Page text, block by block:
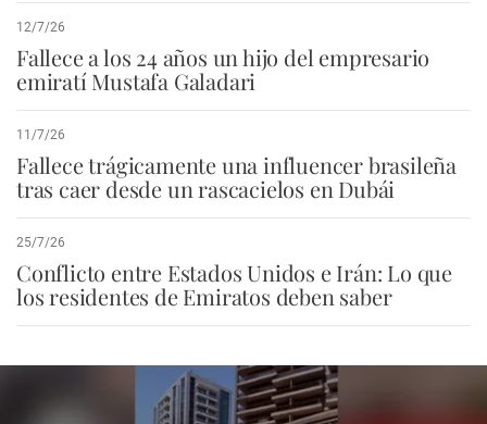
12/7/26
Fallece a los 24 años un hijo del empresario
emiratí Mustafa Galadari
11/7/26
Fallece trágicamente una influencer brasileña
tras caer desde un rascacielos en Dubái
25/7/26
Conflicto entre Estados Unidos e Irán: Lo que
los residentes de Emiratos deben saber